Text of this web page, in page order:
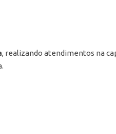
, realizando atendimentos na